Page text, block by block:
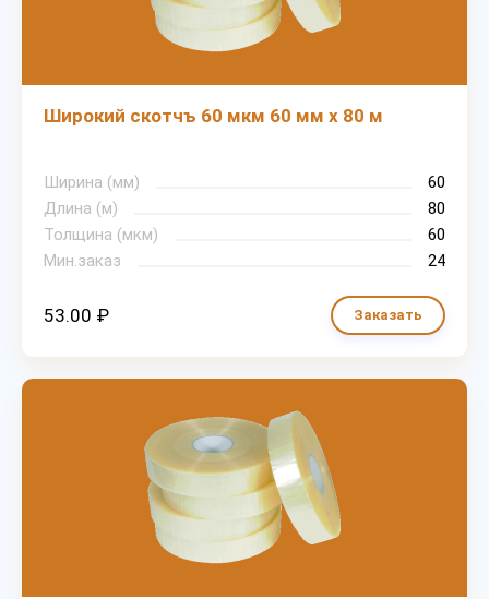
Широкий скотчъ 60 мкм 60 мм х 80 м
Ширина (мм)
60
Длина (м)
80
Толщина (мкм)
60
Мин.заказ
24
53.00 ₽ Заказать